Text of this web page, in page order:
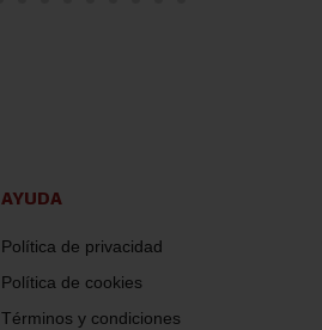
AYUDA
Política de privacidad
Política de cookies
Términos y condiciones